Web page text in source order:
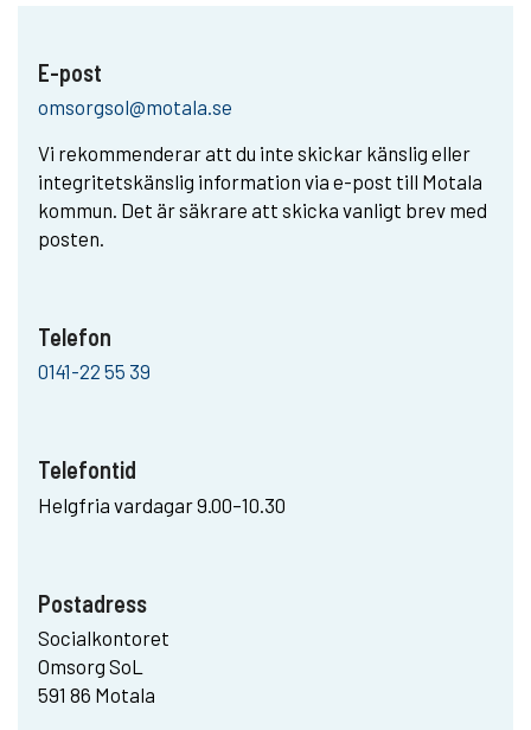
E-post
omsorgsol@motala.se
Vi rekommenderar att du inte skickar känslig eller
integritetskänslig information via e-post till Motala
kommun. Det är säkrare att skicka vanligt brev med
posten.
Telefon
0141-22 55 39
Telefontid
Helgfria vardagar 9.00–10.30
Postadress
Socialkontoret
Omsorg SoL
591 86 Motala